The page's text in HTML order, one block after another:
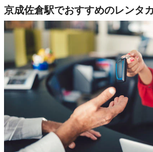
京成佐倉駅でおすすめのレンタ